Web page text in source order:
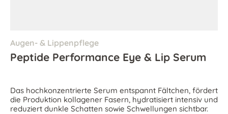
Augen- & Lippenpflege
Peptide Performance Eye & Lip Serum
Das hochkonzentrierte Serum entspannt Fältchen, fördert
die Produktion kollagener Fasern, hydratisiert intensiv und
reduziert dunkle Schatten sowie Schwellungen sichtbar.